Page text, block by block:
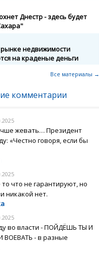
Днестр - здесь будет
недвижимости
на краденые деньги
Все материалы →
комментарии
жевать… Президент
«Честно говоря, если бы
то что не гарантируют, но
никакой нет.
во власти - ПОЙДЁШЬ ТЫ И
ВОЕВАТЬ - в разные